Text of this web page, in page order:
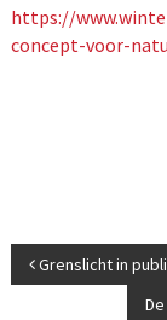
https://
concept-voor-
BERICHT
NAVIGATIE
Grenslicht in